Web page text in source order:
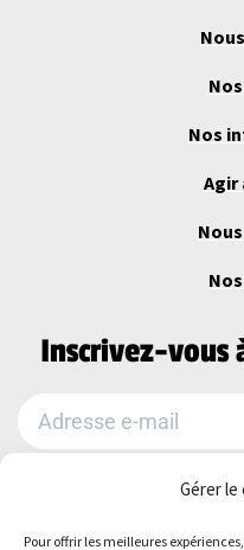
Gérer
Pour offrir les meilleures
Nos
Agir
Inscrivez-vous
Je